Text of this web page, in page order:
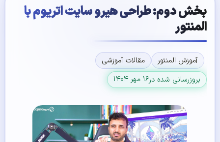
بخش دوم: طراحی هیرو سایت اتریوم با
المنتور
آموزش المنتور
مقالات آموزشی
بروزرسانی شده در۱۶ مهر ۱۴۰۴